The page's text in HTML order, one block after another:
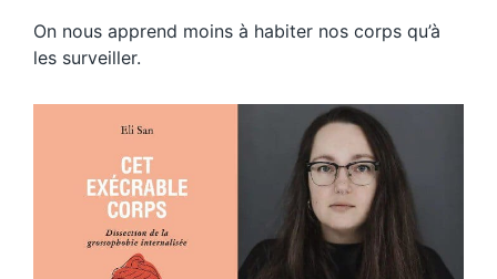
On nous apprend moins à habiter nos corps qu’à
les surveiller.